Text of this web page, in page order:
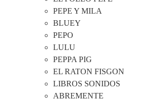
PEPE Y MILA
BLUEY
PEPO
LULU
PEPPA PIG
EL RATON FISGON
LIBROS SONIDOS
ABREMENTE